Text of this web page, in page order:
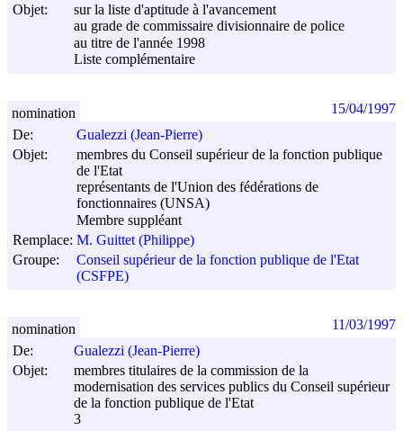
Objet:
sur la liste d'aptitude à l'avancement
au grade de commissaire divisionnaire de police
au titre de l'année 1998
Liste complémentaire
De:
Gualezzi (Jean-Pierre)
Objet:
membres du Conseil supérieur de la fonction publique
de l'Etat
représentants de l'Union des fédérations de
fonctionnaires (UNSA)
Membre suppléant
Remplace: M. Guittet (Philippe)
Groupe:
Conseil supérieur de la fonction publique de l'Etat
(CSFPE)
nomination 15/04/1997
De:
Gualezzi (Jean-Pierre)
Objet:
membres titulaires de la commission de la
modernisation des services publics du Conseil supérieur
de la fonction publique de l'Etat
3
nomination 11/03/1997